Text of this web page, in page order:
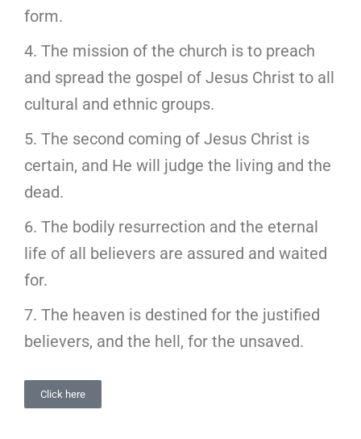
form.
4. The mission of the church is to preach
and spread the gospel of Jesus Christ to all
cultural and ethnic groups.
5. The second coming of Jesus Christ is
certain, and He will judge the living and the
dead.
6. The bodily resurrection and the eternal
life of all believers are assured and waited
for.
7. The heaven is destined for the justified
believers, and the hell, for the unsaved.
Click here